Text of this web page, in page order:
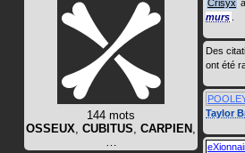
144 mots
OSSEUX CUBITUS CARPIEN
Crisyx
murs
Des
ont été
Taylor